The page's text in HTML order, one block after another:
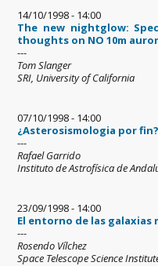
14/10/1998 - 14:00
The new nightglow:
thoughts on NO 10m
---
Tom Slanger
SRI, University of California
07/10/1998 - 14:00
¿Asterosismologia por fin?
---
Rafael Garrido
Instituto de Astrofísica de
23/09/1998 - 14:00
El entorno de las galaxias
---
Rosendo Vílchez
Space Telescope Science